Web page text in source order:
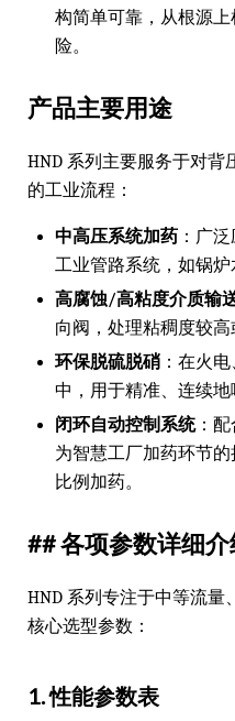
构简单可靠，从根源
险。
产品主要用途
HND 系列主要服务于对背
的工业流程：
中高压系统加药 ：广
工业管路系统，如锅炉
高腐蚀/高粘度介质输
向阀，处理粘稠度较高
环保脱硫脱硝 ：在火
中，用于精准、连续地
闭环自动控制系统：配
为智慧工厂加药环节
比例加药。
## 各项参数详细介
HND 系列专注于中等流量
核心选型参数：
1. 性能参数表